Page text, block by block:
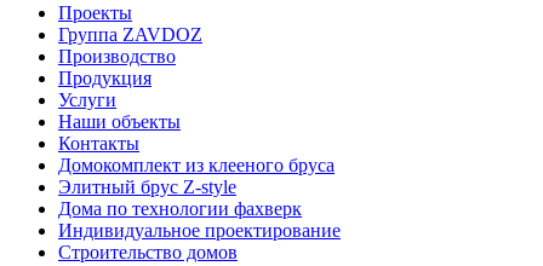
Проекты
Группа ZAVDOZ
Производство
Продукция
Услуги
Наши объекты
Контакты
Домокомплект из клееного бруса
Элитный брус Z-style
Дома по технологии фахверк
Индивидуальное проектирование
Строительство домов